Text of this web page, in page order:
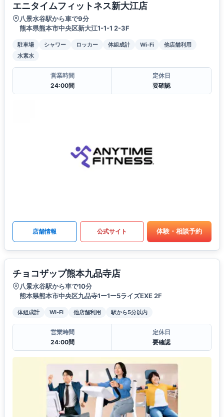
エニタイムフィットネス新大江店
八景水谷駅から車で9分
熊本県熊本市中央区新大江1-1-1 2-3F
駐車場 シャワー ロッカー 体組成計 Wi-Fi
他店舗利用
水素水
営業時間
24:00間
定休日
要確認
店舗情報 公式サイト 体験・相談予約
チョコザップ熊本九品寺店
八景水谷駅から車で10分
熊本県熊本市中央区九品寺1ー1ー5ライズEXE 2F
体組成計 Wi-Fi 他店舗利用 駅から5分以内
営業時間
24:00間
定休日
要確認